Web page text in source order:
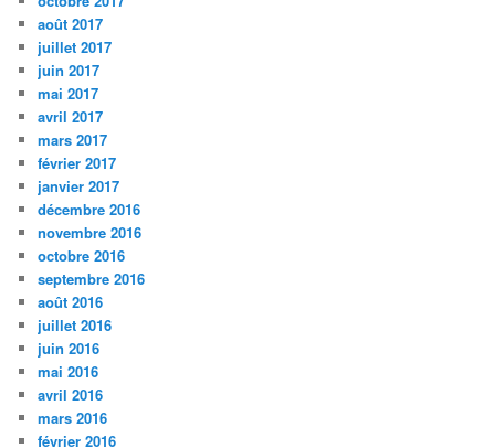
août 2017
juillet 2017
juin 2017
mai 2017
avril 2017
mars 2017
février 2017
janvier 2017
décembre 2016
novembre 2016
octobre 2016
septembre 2016
août 2016
juillet 2016
juin 2016
mai 2016
avril 2016
mars 2016
février 2016